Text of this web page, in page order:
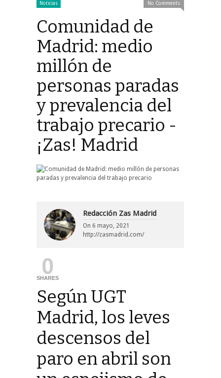
Noticias No Comments
Comunidad de
Madrid: medio
millón de
personas paradas
y prevalencia del
trabajo precario -
¡Zas! Madrid
Redacción Zas Madrid
On 6 mayo, 2021
http://zasmadrid.com/
0
SHARES
Según UGT
Madrid, los leves
descensos del
paro en abril son